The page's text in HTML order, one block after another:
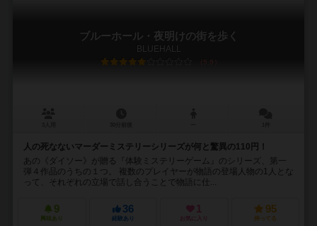
ブルーホール・夜明けの街を歩く
BLUEHALL
5.9
人の死なないマーダーミステリーシリーズが何と驚異の110円！
あの《ダイソー》が贈る『体験ミステリーゲーム』のシリーズ、第一
弾４作品のうちの１つ。 複数のプレイヤーが物語の登場人物の1人とな
って、それぞれの立場で話し合うことで物語に仕...
9
興味あり
36
経験あり
1
お気に入り
95
持ってる